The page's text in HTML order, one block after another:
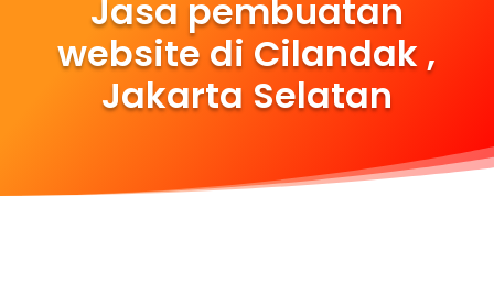
Jasa pembuatan
website di Cilandak ,
Jakarta Selatan